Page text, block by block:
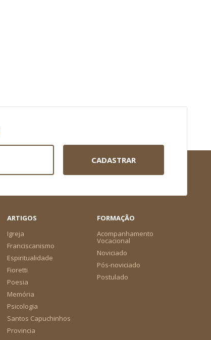
CADASTRAR
ARTIGOS
Igreja
Franciscanismo
Espiritualidade
Fioretti
Poesia
Memória
Psicologia
Santos Capuchinhos
Provincia
FORMAÇÃO
Acompanhamento
Vocacional
Noviciado
Pós-noviciado
Postulado